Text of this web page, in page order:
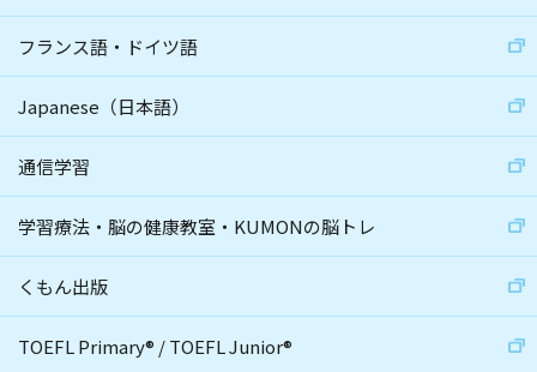
フランス語・ドイツ語
Japanese（日本語）
通信学習
学習療法・脳の健康教室・KUMONの脳トレ
くもん出版
TOEFL Primary® /TOEFL Junior®